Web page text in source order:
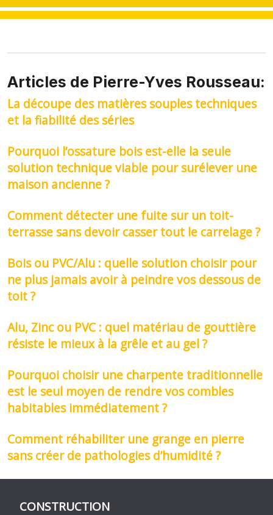
Articles de Pierre-Yves Rousseau:
La découpe des matières souples techniques
et la fiabilité des séries
Pourquoi l’ossature bois est-elle la seule
solution technique viable pour surélever une
maison ancienne ?
Comment détecter une fuite sur un toit-
terrasse sans devoir casser tout le carrelage ?
Bois ou PVC/Alu : quelle solution choisir pour
ne plus jamais avoir à peindre vos dessous de
toit ?
Alu, Zinc ou PVC : quel matériau de gouttière
résiste le mieux à la grêle et au gel ?
Pourquoi choisir une charpente traditionnelle
est le seul moyen de rendre vos combles
habitables immédiatement ?
Comment réhabiliter une grange en pierre
sans créer de pathologies d’humidité ?
CONSTRUCTION